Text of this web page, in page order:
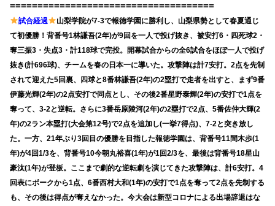
=====================================
試合経過
山梨学院が7-3で報徳学園に勝利し、山梨県勢として春夏通じ
て初優勝！背番号1林謙吾(2年)が9回を一人で投げ抜き、被安打6・四死球2・
奪三振3・失点3・計118球で完投。開幕試合からの全6試合をほぼ一人で投げ
抜き(計696球)、チームを春の日本一に導いた。攻撃陣は計7安打。2点を先制
されて迎えた5回裏、四球と8番林謙吾(2年)の2塁打で走者を出すと、まず9番
伊藤光輝(2年)の2点安打で同点とし、その後2番星野泰輝(2年)の安打で1点を
奪って、3-2と逆転。さらに3番岳原陵河(2年)の2塁打で2点、5番佐仲大輝(2
年)の2ラン本塁打(大会第12号)で2点を追加し(一挙7得点)、7-2と突き放し
た。一方、21年ぶり3回目の優勝を目指した報徳学園は、背番号11間木歩(1
年)が4回1/3を、背番号10今朝丸裕喜(1年)が1回2/3を、最後は背番号18星山
豪汰(1年)が登板。ここまで劇的な逆転劇を演じてきた攻撃陣は、計6安打。4
回表にボークから1点、6番西村大和(1年)の安打で1点を奪って2点を先制する
も、その後は得点が奪えなかった。今大会は新型コロナによる出場辞退はな